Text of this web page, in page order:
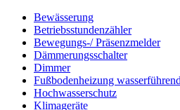
Bewässerung
Betriebsstundenzähler
Bewegungs-/ Präsenzmelder
Dämmerungsschalter
Dimmer
Fußbodenheizung wasserführend
Hochwasserschutz
Klimageräte